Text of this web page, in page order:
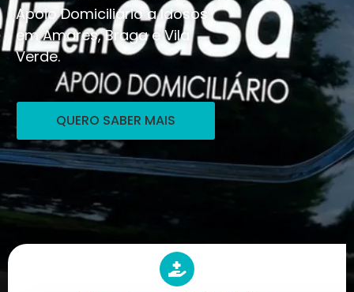
Apoio Domiciliário a Idosos
em Amares, Braga e Vila
Verde.
QUERO SABER MAIS